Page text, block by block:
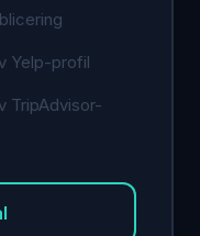
Yelp-profil
TripAdvisor-